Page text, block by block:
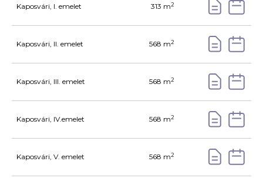
Kaposvári, I. emelet 313 m2
Kaposvári, II. emelet 568 m2
Kaposvári, III. emelet 568 m2
Kaposvári, IV.emelet 568 m2
Kaposvári, V. emelet 568 m2